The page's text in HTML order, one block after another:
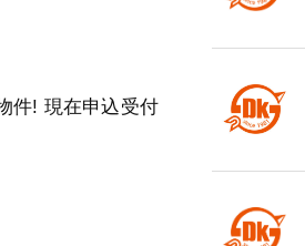
件! 現在申込受付